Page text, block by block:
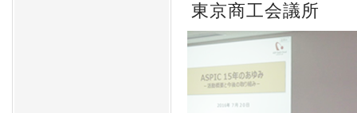
東京商工会議所